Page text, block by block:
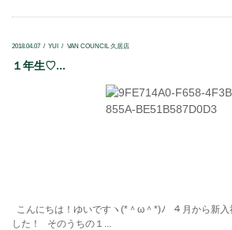
2018.04.07 YUI VAN COUNCIL 久居店
１年生♡...
こんにちは！ゆいですヽ(*＾ω＾*)ﾉ ４月から新入
した！ そのうちの１...